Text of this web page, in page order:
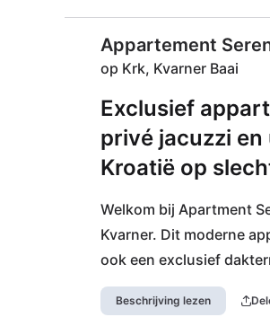
Appartement
op Krk, Kvarner Baai
Exclusief
privé jacuzzi
Kroatië op
Welkom bij Apartment
Kvarner. Dit moderne
ook een exclusief
Kroatische zon. Op
Rova, ideaal voor
Beschrijving lezen